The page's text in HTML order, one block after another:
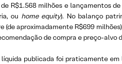
R$1.568 milhões e lançamentos
ou home equity). No balanço
(de aproximadamente R$699
de compra e preço-alvo
publicada foi praticamente